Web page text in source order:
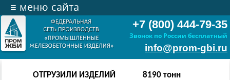
+7 (800) 444-79-35
Звонок по России бесплатный
info@prom-gbi.ru
≡ меню сайта
ОТГРУЗИЛИ ИЗДЕЛИЙ
16382тонн